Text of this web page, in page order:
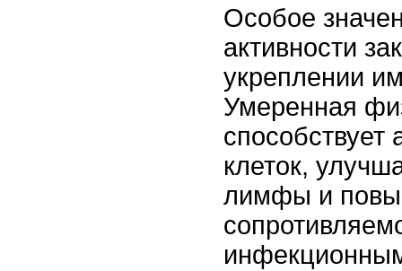
Особое
активности
укреплении
Умеренная
клеток,
лимфы и